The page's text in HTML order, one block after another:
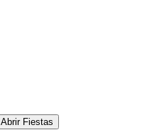
Abrir Fiestas